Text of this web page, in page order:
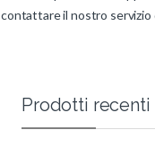
il nostro
Prodotti recenti